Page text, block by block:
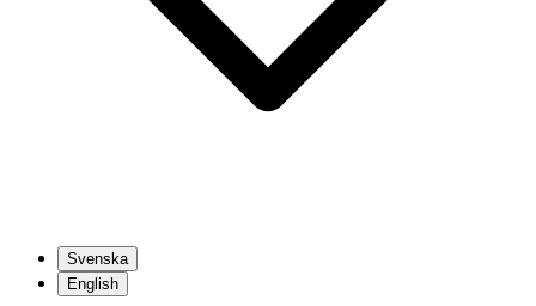
Svenska
English